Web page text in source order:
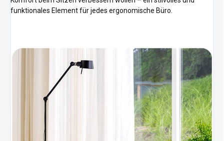
funktionales Element für jedes ergonomische Büro.